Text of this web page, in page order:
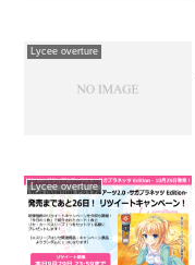
Lycee overture
Lycee overture